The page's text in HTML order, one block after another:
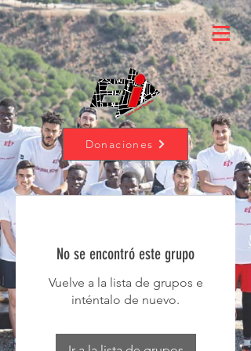
Donaciones
No se encontró este grupo
Vuelve a la lista de grupos e
inténtalo de nuevo.